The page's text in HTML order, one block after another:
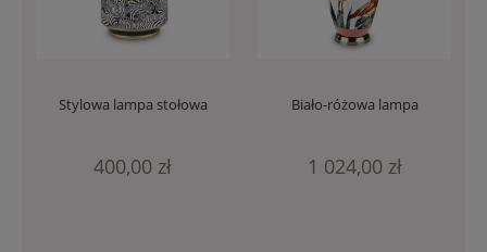
Stylowa lampa stołowa
400,00 zł
Biało-różowa lampa
1 024,00 zł